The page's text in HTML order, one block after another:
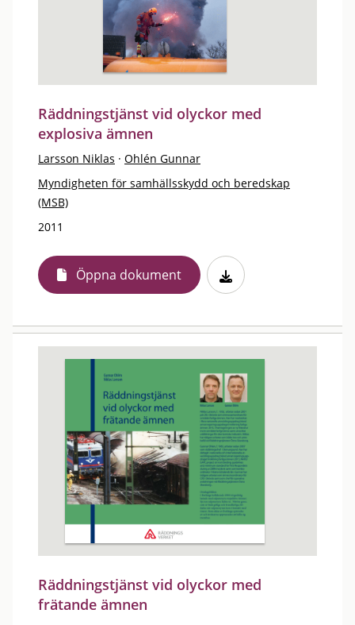
Räddningstjänst vid olyckor med
explosiva ämnen
Larsson Niklas · Ohlén Gunnar
Myndigheten för samhällsskydd och beredskap
(MSB)
2011
Öppna dokument
Räddningstjänst vid olyckor med
frätande ämnen